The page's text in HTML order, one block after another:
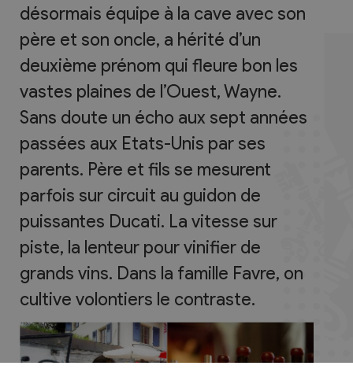
désormais équipe à la cave avec son
père et son oncle, a hérité d’un
deuxième prénom qui fleure bon les
vastes plaines de l’Ouest, Wayne.
Sans doute un écho aux sept années
passées aux Etats-Unis par ses
parents. Père et fils se mesurent
parfois sur circuit au guidon de
puissantes Ducati. La vitesse sur
piste, la lenteur pour vinifier de
grands vins. Dans la famille Favre, on
cultive volontiers le contraste.